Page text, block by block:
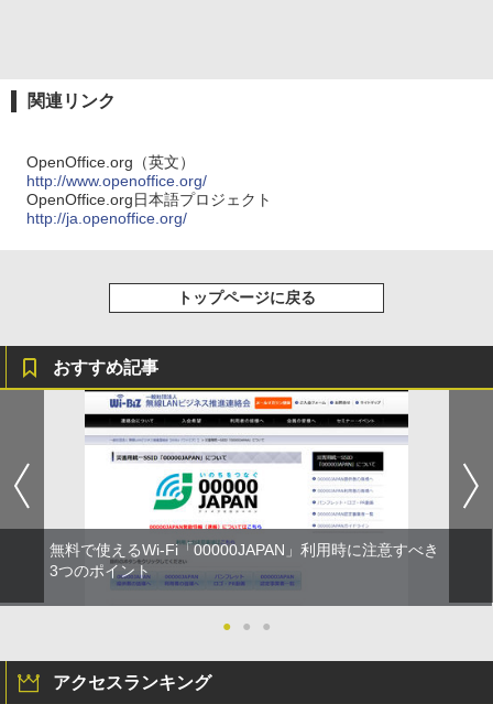
関連リンク
OpenOffice.org（英文）
http://www.openoffice.org/
OpenOffice.org日本語プロジェクト
http://ja.openoffice.org/
トップページに戻る
おすすめ記事
無料で使えるWi-Fi「00000JAPAN」利用時に注意すべき
3つのポイント
● ● ●
アクセスランキング